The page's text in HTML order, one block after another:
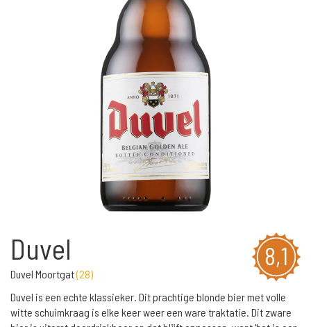
8,1
Duvel
Duvel Moortgat(28)
Duvel is een echte klassieker. Dit prachtige blonde bier met volle
witte schuimkraag is elke keer weer een ware traktatie. Dit zware